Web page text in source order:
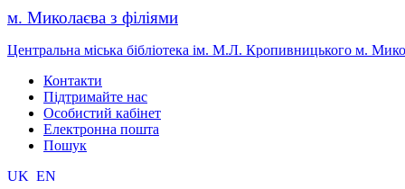
м. Миколаєва з філіями
Центральна міська бібліотека ім. М.Л. Кропивницького м.
Контакти
Підтримайте нас
Особистий кабінет
Електронна пошта
Пошук
UK EN